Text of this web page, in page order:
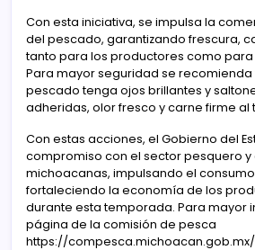
Con esta iniciativa, se impulsa la
del pescado, garantizando frescura,
tanto para los productores como
Para mayor seguridad se recomienda
pescado tenga ojos brillantes y
adheridas, olor fresco y carne firme al
Con estas acciones, el Gobierno del
compromiso con el sector pesquero y
michoacanas, impulsando el
fortaleciendo la economía de los
durante esta temporada. Para mayor
página de la comisión de pesca
https://